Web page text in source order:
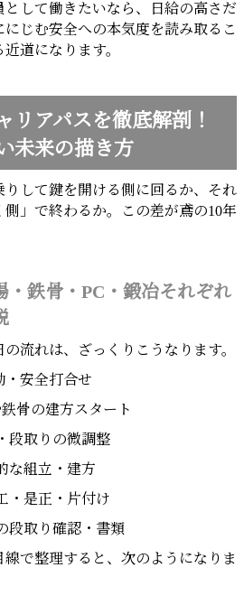
して働きたいなら、日給の高さだ
じむ安全への本気度を読み取るこ
道になります。
リアパスを徹底解剖！
未来の描き方
して鍵を開ける側に回るか、それ
」で終わるか。この差が鳶の10年
・鉄骨・PC・鍛冶それぞれ
流れは、ざっくりこうなります。
・安全打合せ
骨の建方スタート
段取りの微調整
な組立・建方
・是正・片付け
段取り確認・書類
で整理すると、次のようになりま